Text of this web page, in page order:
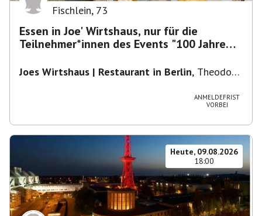
Fischlein, 73
Essen in Joe' Wirtshaus, nur für die
Teilnehmer*innen des Events "100 Jahre
Joes Wirtshaus | Restaurant in Berlin, Theodor-
ANMELDEFRIST
VORBEI
Heute, 09.08.2026
18:00